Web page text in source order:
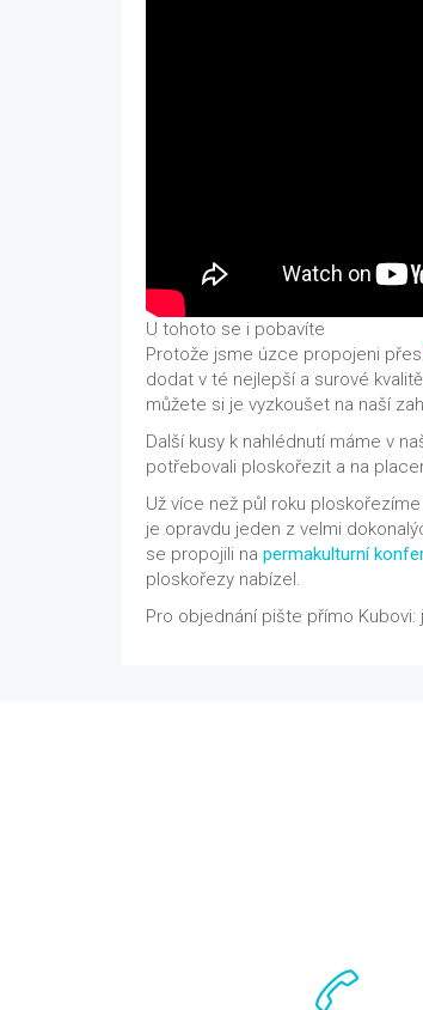
U tohoto se i pobavíte
Protože jsme úzce propojeni přes
dodat v té nejlepší a surové
můžete si je vyzkoušet na naší
Další kusy k nahlédnutí máme v
potřebovali ploskořezit a na
Už více než půl roku
je opravdu jeden z velmi
se propojili na permakulturní
ploskořezy nabízel.
Pro objednání pište přímo